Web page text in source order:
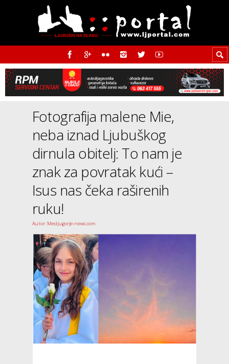
Fotografija malene Mie,
neba iznad Ljubuškog
dirnula obitelj: To nam je
znak za povratak kući –
Isus nas čeka raširenih
ruku!
Autor: Medjugorje-news.com